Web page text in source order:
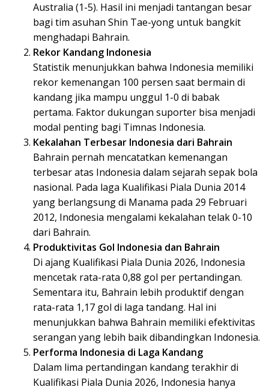
Australia (1-5). Hasil ini menjadi tantangan besar
bagi tim asuhan Shin Tae-yong untuk bangkit
menghadapi Bahrain.
Rekor Kandang Indonesia
Statistik menunjukkan bahwa Indonesia memiliki
rekor kemenangan 100 persen saat bermain di
kandang jika mampu unggul 1-0 di babak
pertama. Faktor dukungan suporter bisa menjadi
modal penting bagi Timnas Indonesia.
Kekalahan Terbesar Indonesia dari Bahrain
Bahrain pernah mencatatkan kemenangan
terbesar atas Indonesia dalam sejarah sepak bola
nasional. Pada laga Kualifikasi Piala Dunia 2014
yang berlangsung di Manama pada 29 Februari
2012, Indonesia mengalami kekalahan telak 0-10
dari Bahrain.
Produktivitas Gol Indonesia dan Bahrain
Di ajang Kualifikasi Piala Dunia 2026, Indonesia
mencetak rata-rata 0,88 gol per pertandingan.
Sementara itu, Bahrain lebih produktif dengan
rata-rata 1,17 gol di laga tandang. Hal ini
menunjukkan bahwa Bahrain memiliki efektivitas
serangan yang lebih baik dibandingkan Indonesia.
Performa Indonesia di Laga Kandang
Dalam lima pertandingan kandang terakhir di
Kualifikasi Piala Dunia 2026, Indonesia hanya